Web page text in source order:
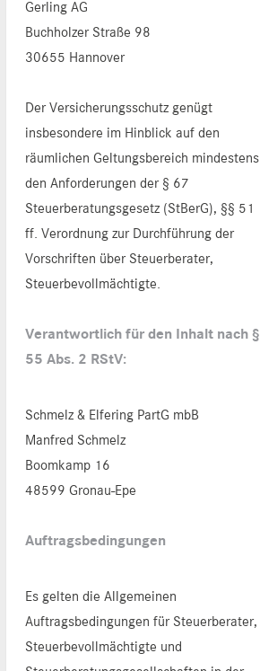
Gerling AG
Buchholzer Straße 98
30655 Hannover
Der Versicherungsschutz genügt
insbesondere im Hinblick auf den
räumlichen Geltungsbereich mindestens
den Anforderungen der § 67
Steuerberatungsgesetz (StBerG), §§ 51
ff. Verordnung zur Durchführung der
Vorschriften über Steuerberater,
Steuerbevollmächtigte.
Verantwortlich für den Inhalt nach §
55 Abs. 2 RStV:
Schmelz & Elfering PartG mbB
Manfred Schmelz
Boomkamp 16
48599 Gronau-Epe
Auftragsbedingungen
Es gelten die Allgemeinen
Auftragsbedingungen für Steuerberater,
Steuerbevollmächtigte und